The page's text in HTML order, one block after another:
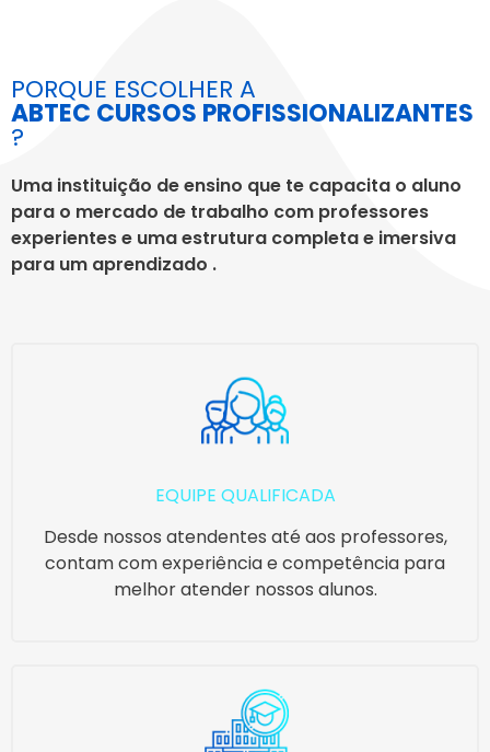
PORQUE ESCOLHER A
ABTEC CURSOS PROFISSIONALIZANTES
?
Uma instituição de ensino que te capacita o aluno
para o mercado de trabalho com professores
experientes e uma estrutura completa e imersiva
para um aprendizado .
EQUIPE QUALIFICADA
Desde nossos atendentes até aos professores,
contam com experiência e competência para
melhor atender nossos alunos.